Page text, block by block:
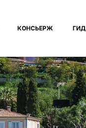
КОНСЬЕРЖ ГИД